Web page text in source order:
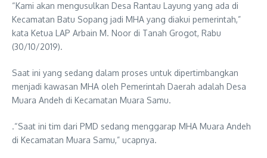
“Kami akan mengusulkan Desa Rantau Layung yang ada di
Kecamatan Batu Sopang jadi MHA yang diakui pemerintah,”
kata Ketua LAP Arbain M. Noor di Tanah Grogot, Rabu
(30/10/2019).
Saat ini yang sedang dalam proses untuk dipertimbangkan
menjadi kawasan MHA oleh Pemerintah Daerah adalah Desa
Muara Andeh di Kecamatan Muara Samu.
.“Saat ini tim dari PMD sedang menggarap MHA Muara Andeh
di Kecamatan Muara Samu,” ucapnya.